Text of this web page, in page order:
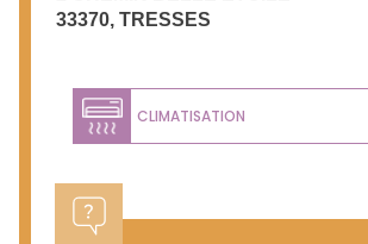
33370, TRESSES
CLIMATISATION